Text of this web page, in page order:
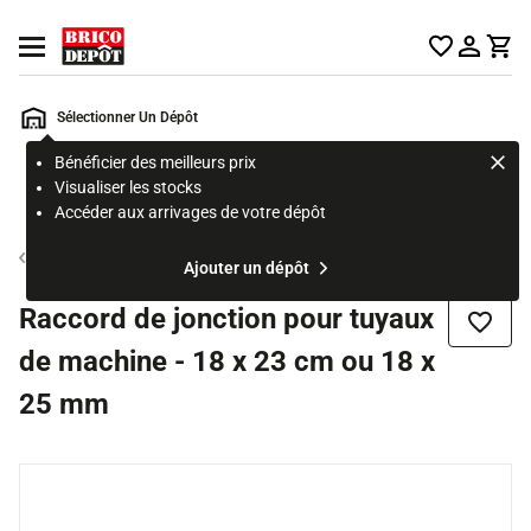
Ouvrir le menu
Sélectionner Un Dépôt
Bénéficier des meilleurs prix
Visualiser les stocks
Accéder aux arrivages de votre dépôt
Ajouter un dépôt
Rechercher
page
Evacuation électroménager
Raccord de jonction pour tuyaux
de machine - 18 x 23 cm ou 18 x
25 mm